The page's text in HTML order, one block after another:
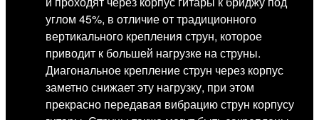
углом 45%, в отличие от традиционного
вертикального крепления струн, которое
приводит к большей нагрузке на струны.
Диагональное крепление струн через корпус
заметно снижает эту нагрузку, при этом
прекрасно передавая вибрацию струн корпусу